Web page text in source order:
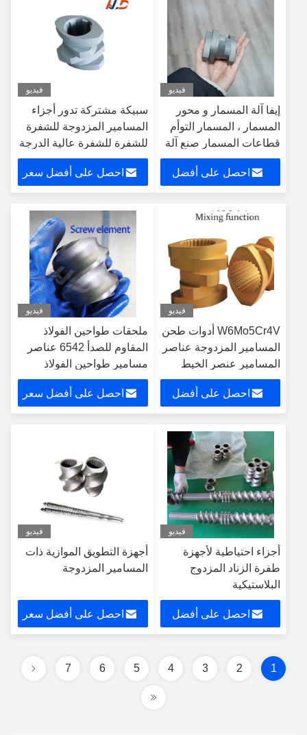
فيديو
إيفا آلة المسمار و محور
المسمار ، المسمار التوأم
قطاعات المسمار صنع آلة
البلاستيك
احصل على أفضل
فيديو
سبيكة مشتركة تدور أجزاء
المسامير المزدوجة للشفرة
للشفرة للشفرة عالية الدرجة
احصل على أفضل سعر
فيديو
W6Mo5Cr4V أدوات طحن
المسامير المزدوجة عناصر
المسامير عنصر الخيط
الصناعي
احصل على أفضل
فيديو
ملحقات طواحين الفولاذ
المقاوم للصدأ 6542 عناصر
مسامير طواحين الفولاذ
السريع
احصل على أفضل سعر
فيديو
أجزاء احتياطية لأجهزة
طفرة الزناد المزدوج
البلاستيكية
احصل على أفضل
فيديو
أجهزة التطويق الموازية ذات
المسامير المزدوجة
احصل على أفضل سعر
1
2
3
4
5
6
7